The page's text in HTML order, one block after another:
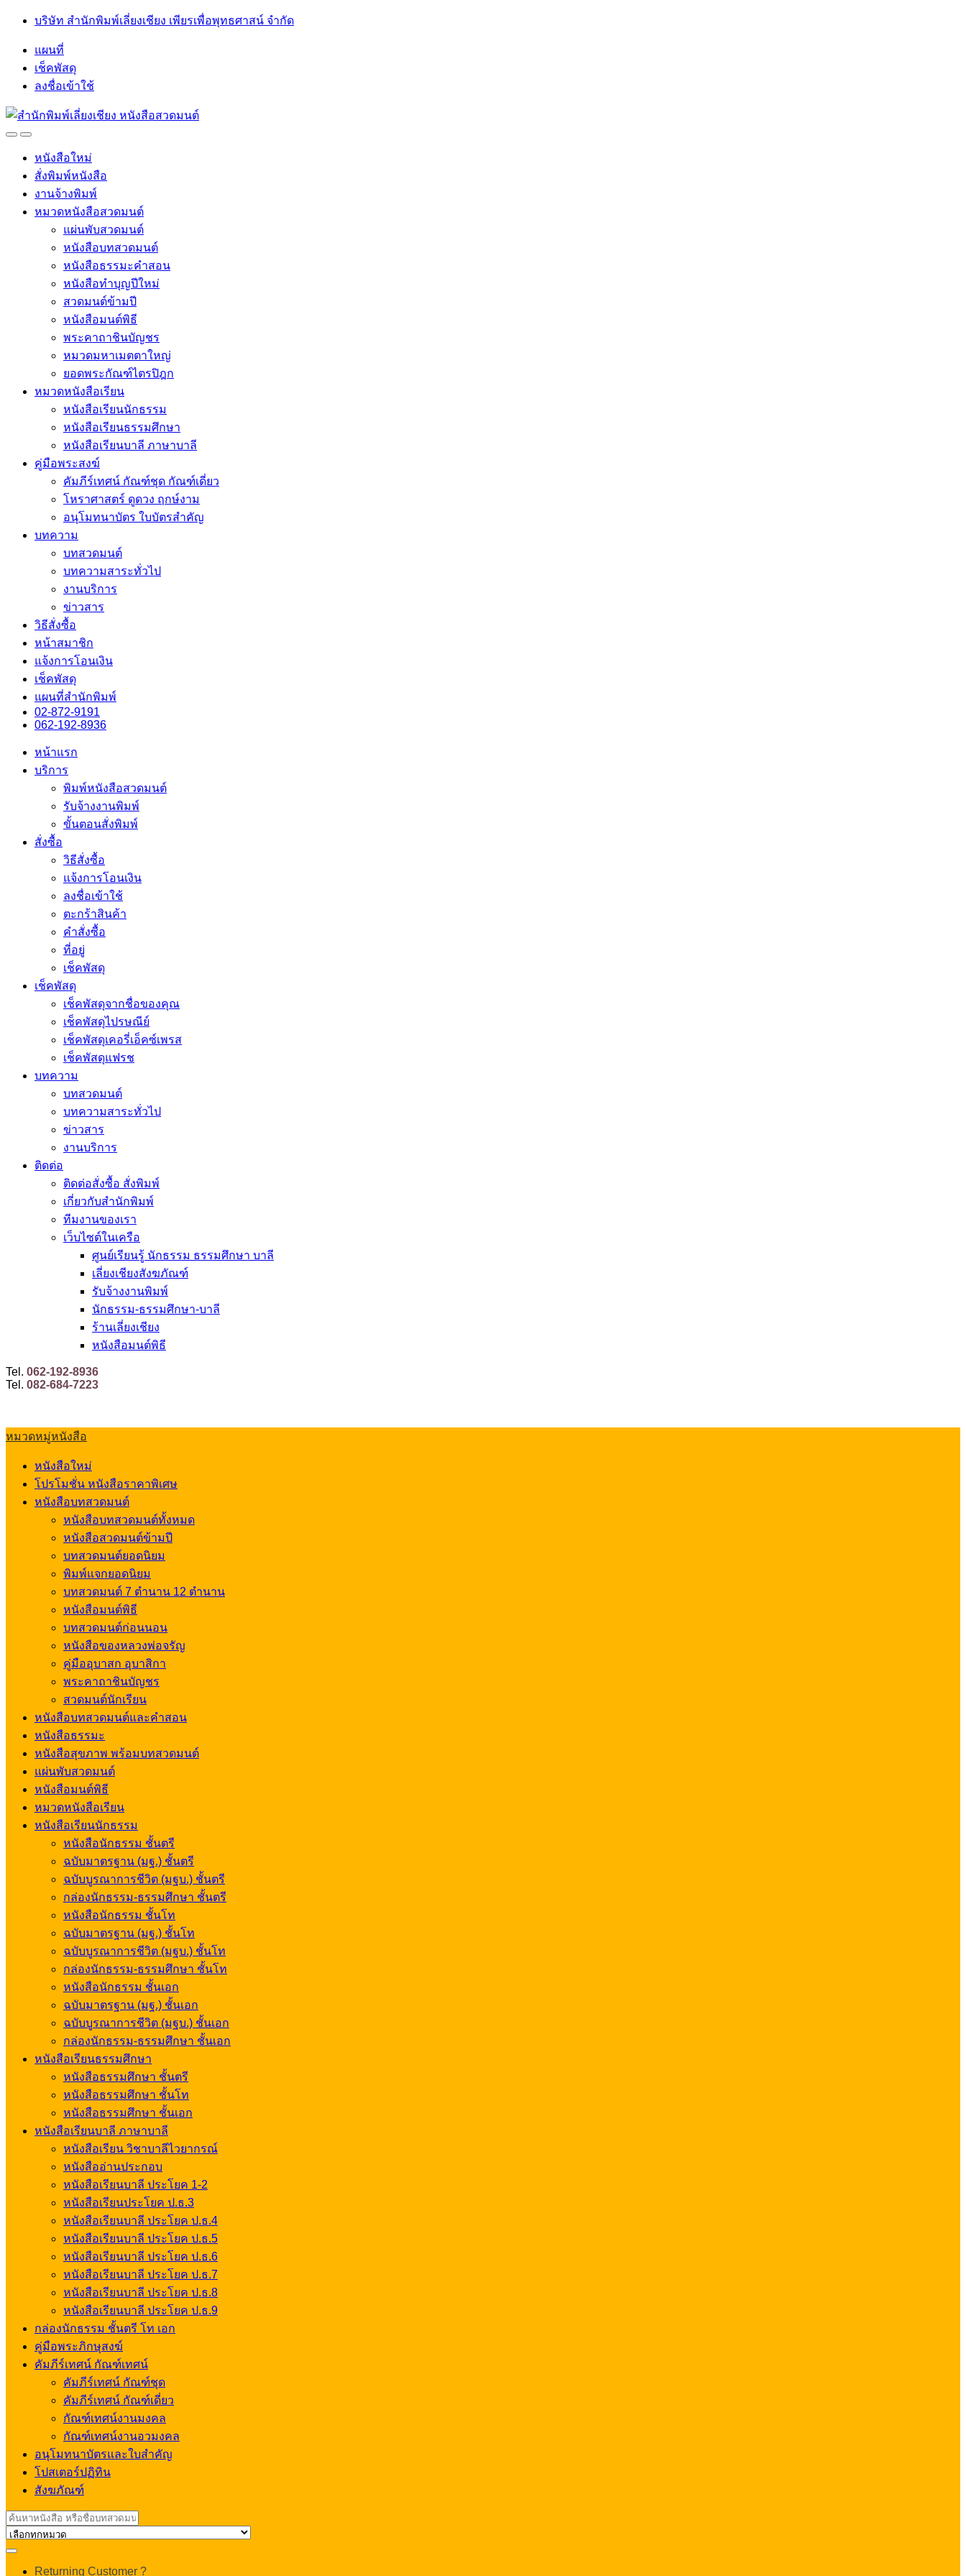
Skip
navigation
Skip
บริษัท สำนักพิมพ์เลี่ยงเชียง เพียรเพื่อพุทธศาสน์ จำกัด
แผนที่
เช็คพัสดุ
ลงชื่อเข้าใช้
OpenClose
หนังสือใหม่
สั่งพิมพ์หนังสือ
งานจ้างพิมพ์
หมวดหนังสือสวดมนต์
แผ่นพับสวดมนต์
หนังสือบทสวดมนต์
หนังสือธรรมะคำสอน
หนังสือทำบุญปีใหม่
สวดมนต์ข้ามปี
หนังสือมนต์พิธี
พระคาถาชินบัญชร
หมวดมหาเมตตาใหญ่
ยอดพระกัณฑ์ไตรปิฎก
หมวดหนังสือเรียน
หนังสือเรียนนักธรรม
หนังสือเรียนธรรมศึกษา
หนังสือเรียนบาลี ภาษาบาลี
คู่มือพระสงฆ์
คัมภีร์เทศน์ กัณฑ์ชุด กัณฑ์เดี่ยว
โหราศาสตร์ ดูดวง ฤกษ์งาม
อนุโมทนาบัตร ใบบัตรสำคัญ
บทความ
บทสวดมนต์
บทความสาระทั่วไป
งานบริการ
ข่าวสาร
วิธีสั่งซื้อ
หน้าสมาชิก
แจ้งการโอนเงิน
เช็คพัสดุ
แผนที่สำนักพิมพ์
02-872-9191
062-192-8936
หน้าแรก
บริการ
พิมพ์หนังสือสวดมนต์
รับจ้างงานพิมพ์
ขั้นตอนสั่งพิมพ์
สั่งซื้อ
วิธีสั่งซื้อ
แจ้งการโอนเงิน
ลงชื่อเข้าใช้
ตะกร้าสินค้า
คำสั่งซื้อ
ที่อยู่
เช็คพัสดุ
เช็คพัสดุ
เช็คพัสดุจากชื่อของคุณ
เช็คพัสดุไปรษณีย์
เช็คพัสดุเคอรี่เอ็คซ์เพรส
เช็คพัสดุแฟรช
บทความ
บทสวดมนต์
บทความสาระทั่วไป
ข่าวสาร
งานบริการ
ติดต่อ
ติดต่อสั่งซื้อ สั่งพิมพ์
เกี่ยวกับสำนักพิมพ์
ทีมงานของเรา
เว็บไซต์ในเครือ
ศูนย์เรียนรู้ นักธรรม ธรรมศึกษา บาลี
เลี่ยงเชียงสังฆภัณฑ์
รับจ้างงานพิมพ์
นักธรรม-ธรรมศึกษา-บาลี
ร้านเลี่ยงเชียง
หนังสือมนต์พิธี
Tel. 062-192-8936
Tel. 082-684-7223
หมวดหมู่หนังสือ
หนังสือใหม่
โปรโมชั่น หนังสือราคาพิเศษ
หนังสือบทสวดมนต์
หนังสือบทสวดมนต์ทั้งหมด
หนังสือสวดมนต์ข้ามปี
บทสวดมนต์ยอดนิยม
พิมพ์แจกยอดนิยม
บทสวดมนต์ 7 ตำนาน 12 ตำนาน
หนังสือมนต์พิธี
บทสวดมนต์ก่อนนอน
หนังสือของหลวงพ่อจรัญ
คู่มืออุบาสก อุบาสิกา
พระคาถาชินบัญชร
สวดมนต์นักเรียน
หนังสือบทสวดมนต์และคำสอน
หนังสือธรรมะ
หนังสือสุขภาพ พร้อมบทสวดมนต์
แผ่นพับสวดมนต์
หนังสือมนต์พิธี
หมวดหนังสือเรียน
หนังสือเรียนนักธรรม
หนังสือนักธรรม ชั้นตรี
ฉบับมาตรฐาน (มฐ.) ชั้นตรี
ฉบับบูรณาการชีวิต (มฐบ.) ชั้นตรี
กล่องนักธรรม-ธรรมศึกษา ชั้นตรี
หนังสือนักธรรม ชั้นโท
ฉบับมาตรฐาน (มฐ.) ชั้นโท
ฉบับบูรณาการชีวิต (มฐบ.) ชั้นโท
กล่องนักธรรม-ธรรมศึกษา ชั้นโท
หนังสือนักธรรม ชั้นเอก
ฉบับมาตรฐาน (มฐ.) ชั้นเอก
ฉบับบูรณาการชีวิต (มฐบ.) ชั้นเอก
กล่องนักธรรม-ธรรมศึกษา ชั้นเอก
หนังสือเรียนธรรมศึกษา
หนังสือธรรมศึกษา ชั้นตรี
หนังสือธรรมศึกษา ชั้นโท
หนังสือธรรมศึกษา ชั้นเอก
หนังสือเรียนบาลี ภาษาบาลี
หนังสือเรียน วิชาบาลีไวยากรณ์
หนังสืออ่านประกอบ
หนังสือเรียนบาลี ประโยค 1-2
หนังสือเรียนประโยค ป.ธ.3
หนังสือเรียนบาลี ประโยค ป.ธ.4
หนังสือเรียนบาลี ประโยค ป.ธ.5
หนังสือเรียนบาลี ประโยค ป.ธ.6
หนังสือเรียนบาลี ประโยค ป.ธ.7
หนังสือเรียนบาลี ประโยค ป.ธ.8
หนังสือเรียนบาลี ประโยค ป.ธ.9
กล่องนักธรรม ชั้นตรี โท เอก
คู่มือพระภิกษุสงฆ์
คัมภีร์เทศน์ กัณฑ์เทศน์
คัมภีร์เทศน์ กัณฑ์ชุด
คัมภีร์เทศน์ กัณฑ์เดี่ยว
กัณฑ์เทศน์งานมงคล
กัณฑ์เทศน์งานอวมงคล
อนุโมทนาบัตรและใบสำคัญ
โปสเตอร์ปฏิทิน
สังฆภัณฑ์
Search
for:
Returning Customer ?